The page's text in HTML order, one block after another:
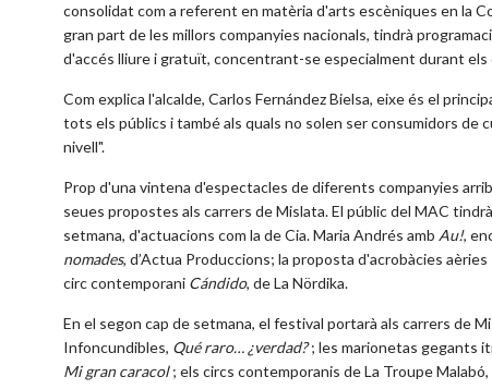
consolidat com a referent en matèria d'arts escèniques en la
gran part de les millors companyies nacionals, tindrà
d'accés lliure i gratuït, concentrant-se especialment durant els
Com explica l'alcalde, Carlos Fernández Bielsa, eixe és el
tots els públics i també als quals no solen ser consumidors de
nivell".
Prop d'una vintena d'espectacles de diferents companyies
seues propostes als carrers de Mislata. El públic del MAC
setmana, d'actuacions com la de Cia. Maria Andrés amb Au!,
nomades, d’Actua Produccions; la proposta d'acrobàcies aèries
circ contemporani Cándido, de La Nördika.
En el segon cap de setmana, el festival portarà als carrers de
Infoncundibles, Qué raro… ¿verdad?; les marionetas gegants
Mi gran caracol; els circs contemporanis de La Troupe